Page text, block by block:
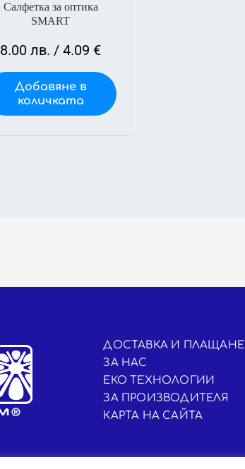
Салфетка за оптика
SMART
8.00 лв. / 4.09 €
Добавяне в
количката
ДОСТАВКА И ПЛАЩАНЕ
ЗА НАС
ЕКО ТЕХНОЛОГИИ
ЗА ПРОИЗВОДИТЕЛЯ
КАРТА НА САЙТА